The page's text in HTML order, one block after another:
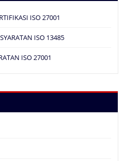
ISO 27001
ISO 13485
ISO 27001